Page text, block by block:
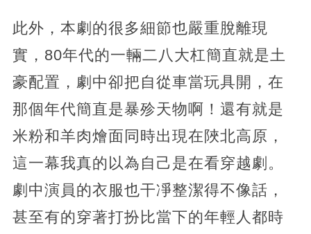
此外，本劇的很多細節也嚴重脫離現
實，80年代的一輛二八大杠簡直就是土
豪配置，劇中卻把自從車當玩具開，在
那個年代簡直是暴殄天物啊！還有就是
米粉和羊肉燴面同時出現在陜北高原，
這一幕我真的以為自己是在看穿越劇。
劇中演員的衣服也干凈整潔得不像話，
甚至有的穿著打扮比當下的年輕人都時